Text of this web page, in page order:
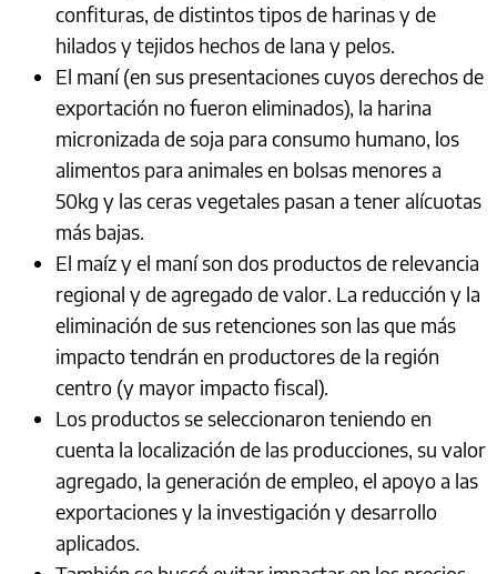
confituras, de distintos tipos de harinas y de
hilados y tejidos hechos de lana y pelos.
El maní (en sus presentaciones cuyos derechos de
exportación no fueron eliminados), la harina
micronizada de soja para consumo humano, los
alimentos para animales en bolsas menores a
50kg y las ceras vegetales pasan a tener alícuotas
más bajas.
El maíz y el maní son dos productos de relevancia
regional y de agregado de valor. La reducción y la
eliminación de sus retenciones son las que más
impacto tendrán en productores de la región
centro (y mayor impacto fiscal).
Los productos se seleccionaron teniendo en
cuenta la localización de las producciones, su valor
agregado, la generación de empleo, el apoyo a las
exportaciones y la investigación y desarrollo
aplicados.